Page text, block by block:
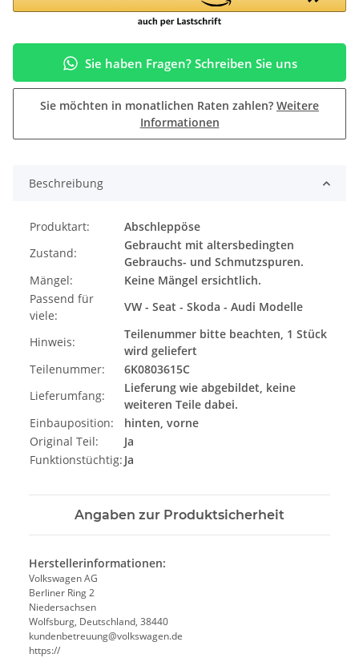
Sie haben Fragen? Schreiben Sie uns
Sie möchten in monatlichen Raten zahlen? Weitere
Informationen
Beschreibung
Produktart:
Abschleppöse
Zustand:
Gebraucht mit altersbedingten
Gebrauchs- und Schmutzspuren.
Mängel:
Keine Mängel ersichtlich.
Passend für
viele:
VW - Seat - Skoda - Audi Modelle
Hinweis:
Teilenummer bitte beachten, 1 Stück
wird geliefert
Teilenummer:
6K0803615C
Lieferumfang:
Lieferung wie abgebildet, keine
weiteren Teile dabei.
Einbauposition:
hinten, vorne
Original Teil:
Ja
Funktionstüchtig: Ja
Angaben zur Produktsicherheit
Herstellerinformationen:
Volkswagen AG
Berliner Ring 2
Niedersachsen
Wolfsburg, Deutschland, 38440
kundenbetreuung@volkswagen.de
https://